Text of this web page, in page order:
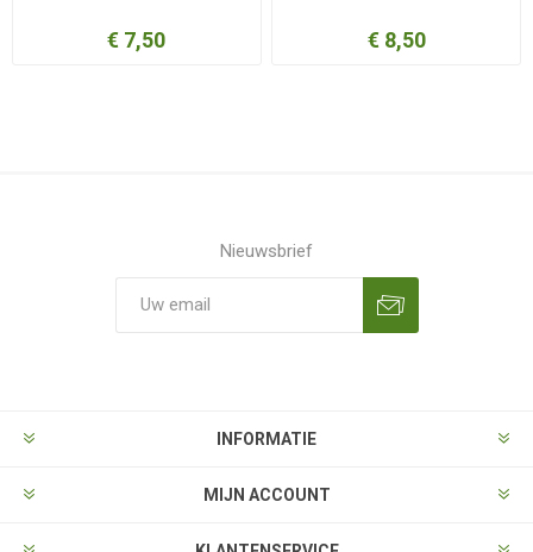
€ 7,50 € 8,50
Nieuwsbrief
INFORMATIE
MIJN ACCOUNT